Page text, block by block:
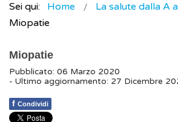
Sei qui: Home La salute dalla A
Miopatie
Miopatie
Pubblicato: 06 Marzo 2020
- Ultimo aggiornamento: 27 Dicembre
f Condividi